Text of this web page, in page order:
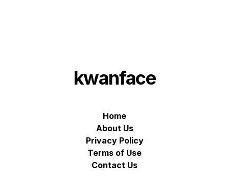
kwanface
Home
About Us
Privacy Policy
Terms of Use
Contact Us